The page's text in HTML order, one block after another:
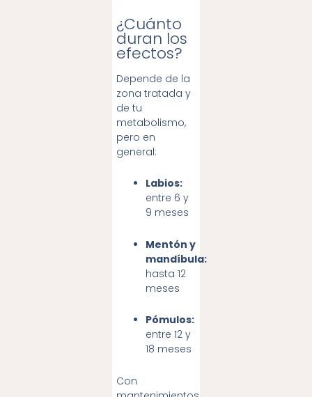
¿Cuánto
duran los
efectos?
Depende de la
zona tratada y
de tu
metabolismo,
pero en
general:
Labios:
entre 6 y
9 meses
Mentón y
mandíbula:
hasta 12
meses
Pómulos:
entre 12 y
18 meses
Con